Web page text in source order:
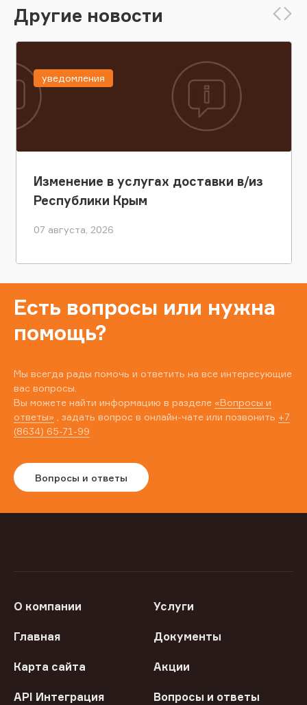
Другие новости
Изменение в услугах доставки в/из
Республики Крым
07 августа, 2026
уведомления
Есть вопросы или нужна
помощь?
Мы всегда рады помочь и ответить на все интересующие
вас вопросы.
Вы можете найти информацию в разделе «Вопросы и
ответы» , задать вопрос в онлайн-чате или позвонить +7
(8634) 65-71-99
Вопросы и ответы
О компании Услуги
Главная Документы
Карта сайта Акции
API Интеграция Вопросы и ответы